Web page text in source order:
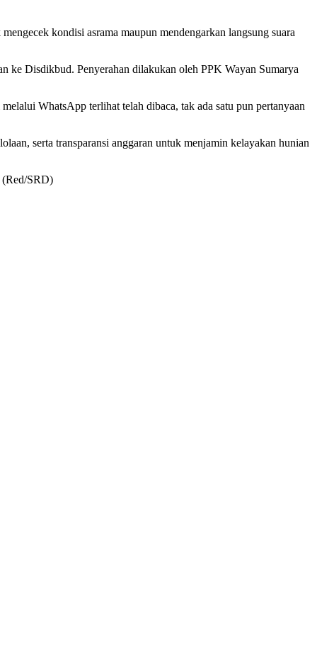
kondisi asrama maupun mendengarkan langsung suara
ke Disdikbud. Penyerahan dilakukan oleh PPK Wayan Sumarya
WhatsApp terlihat telah dibaca, tak ada satu pun pertanyaan
serta transparansi anggaran untuk menjamin kelayakan hunian
(Red/SRD)